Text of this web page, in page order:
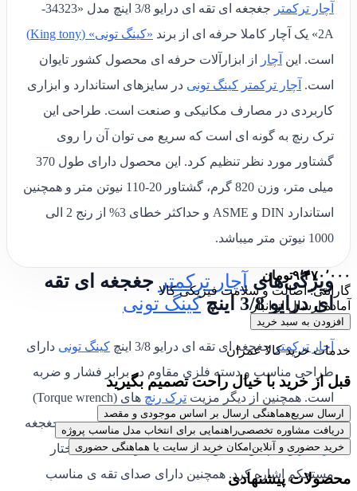
آچار ترکمتر
جغجغه ای تقه ای درایو 3/8 اینچ مدل «34323-
2A» یک آچار کاملا حرفه ای از برند
«کینگ تونی» (King tony)
است. این آچار
از ابزارآلات حرفه ای محصول کشور تایوان
است. آچار ترکمتر کینگ تونی در سایزهای استاندارد و ابزاری
کاربردی در مصارف مکانیکی و صنعت است. طراحی این
ترک رنچ به گونه ای است که سریع می توان آن را روی
گشتاور مورد نظر تنظیم کرد. این محصول دارای طول 370
میلی متر، وزن 820 گرم، گشتاور 20-110 نیوتن متر و همچنین
استاندارد DIN و ASME و حداکثر خطای 3% از رنج 2 الی
1000 نیوتن متر میباشد.
ویژگی‌های آچار ترکمتر جغجغه ای تقه
ای درایو 3/8 اینچ
کینگ تونی
آچار ترکمترجغجغه ای تقه ای درایو 3/8 اینچ کینگ تونی دارای
طراحی مناسب و دسته فلزی مقاوم در برابر فشار و ضربه
است. همچنین از دیگر مزیت ترک رنچ
های (Torque wrench)
این شرکت می توان به داشتن خلاص کن بکس در سر جغجغه
ترکمترو همچنین داشتن دندانه های ظریف اما با ساختار
مستحکم اشاره کرد. همچنین دارای صدای تقه ی مناسب
۹٬۴۷۰٬۰۰۰تومان
گارانتی: اصالت و سلامت فیزیکی کالا
آماده ارسال از انبار
افزودن به سبد خرید
خدمات خرید کالا عمران
قبل از خرید با خیال راحت تصمیم بگیرید
ارسال سریعهماهنگی ارسال بر اساس موجودی و مقصد
دریافت مشاوره تخصصیراهنمایی برای انتخاب مدل مناسب پروژه
خرید حضوری و آنلاین امکان خرید از سایت یا هماهنگی حضوری
محصولات پیشنهادی